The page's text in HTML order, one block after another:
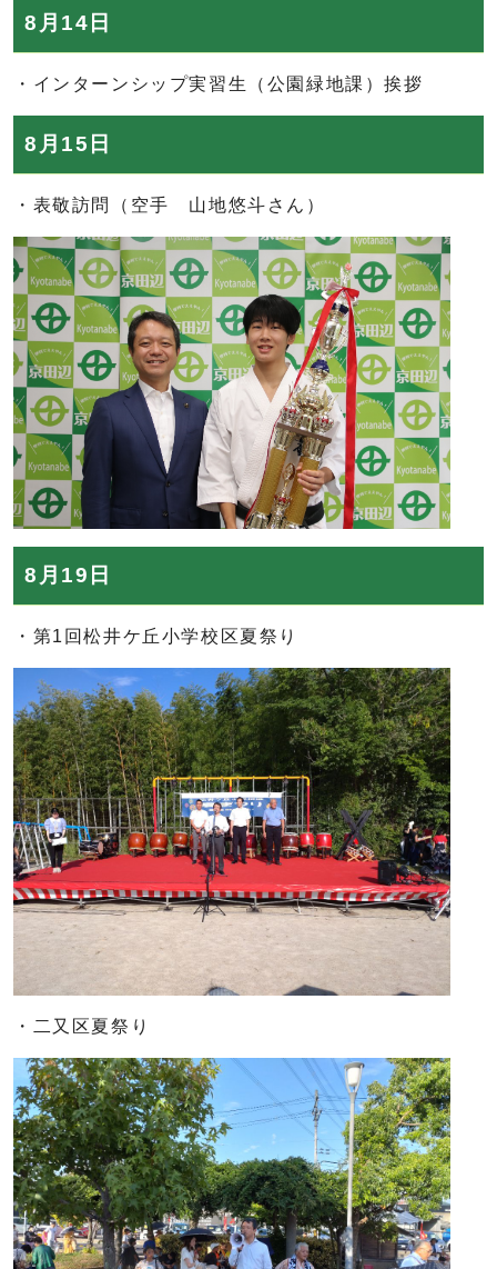
8月14日
・インターンシップ実習生（公園緑地課）挨拶
8月15日
・表敬訪問（空手 山地悠斗さん）
8月19日
・第1回松井ケ丘小学校区夏祭り
・二又区夏祭り